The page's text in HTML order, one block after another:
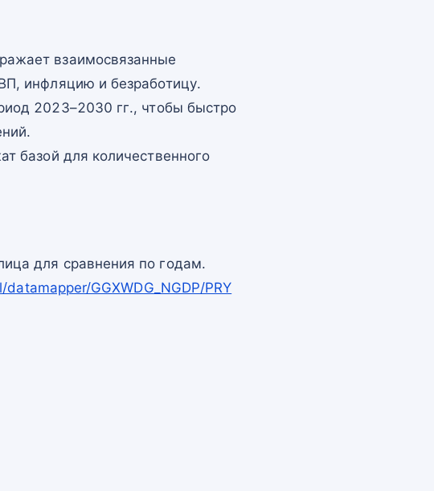
взаимосвязанные
инфляцию и безработицу.
2023–2030 гг., чтобы быстро
базой для количественного
для сравнения по годам.
GGXWDG_NGDP/PRY